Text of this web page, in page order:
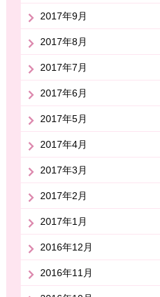
2017年9月
2017年8月
2017年7月
2017年6月
2017年5月
2017年4月
2017年3月
2017年2月
2017年1月
2016年12月
2016年11月